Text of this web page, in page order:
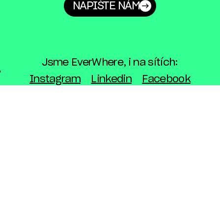
NAPIŠTE NÁM
Jsme EverWhere, i na sítích:
Instagram
Linkedin Facebook